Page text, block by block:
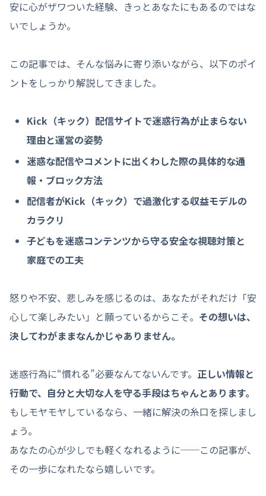
安に心がザワついた経験、きっとあなたにもあるのではな
いでしょうか。
この記事では、そんな悩みに寄り添いながら、以下のポイ
ントをしっかり解説してきました。
Kick （キック）配信サイトで迷惑行為が止まらない
理由と運営の姿勢
迷惑な配信やコメントに出くわした際の具体的な通
報・ブロック方法
配信者がKick （キック） で過激化する収益モデルの
カラクリ
子どもを迷惑コンテンツから守る安全な視聴対策と
家庭での工夫
怒りや不安、悲しみを感じるのは、あなたがそれだけ「安
心して楽しみたい」と願っているからこそ。 その想いは、
決してわがままなんかじゃありません。
迷惑行為に“慣れる”必要なんてないんです。 正しい情報と
行動で、自分と大切な人を守る手段はちゃんとあります。
もしモヤモヤしているなら、一緒に解決の糸口を探しまし
ょう。
あなたの心が少しでも軽くなれるように──この記事が、
その一歩になれたなら嬉しいです。